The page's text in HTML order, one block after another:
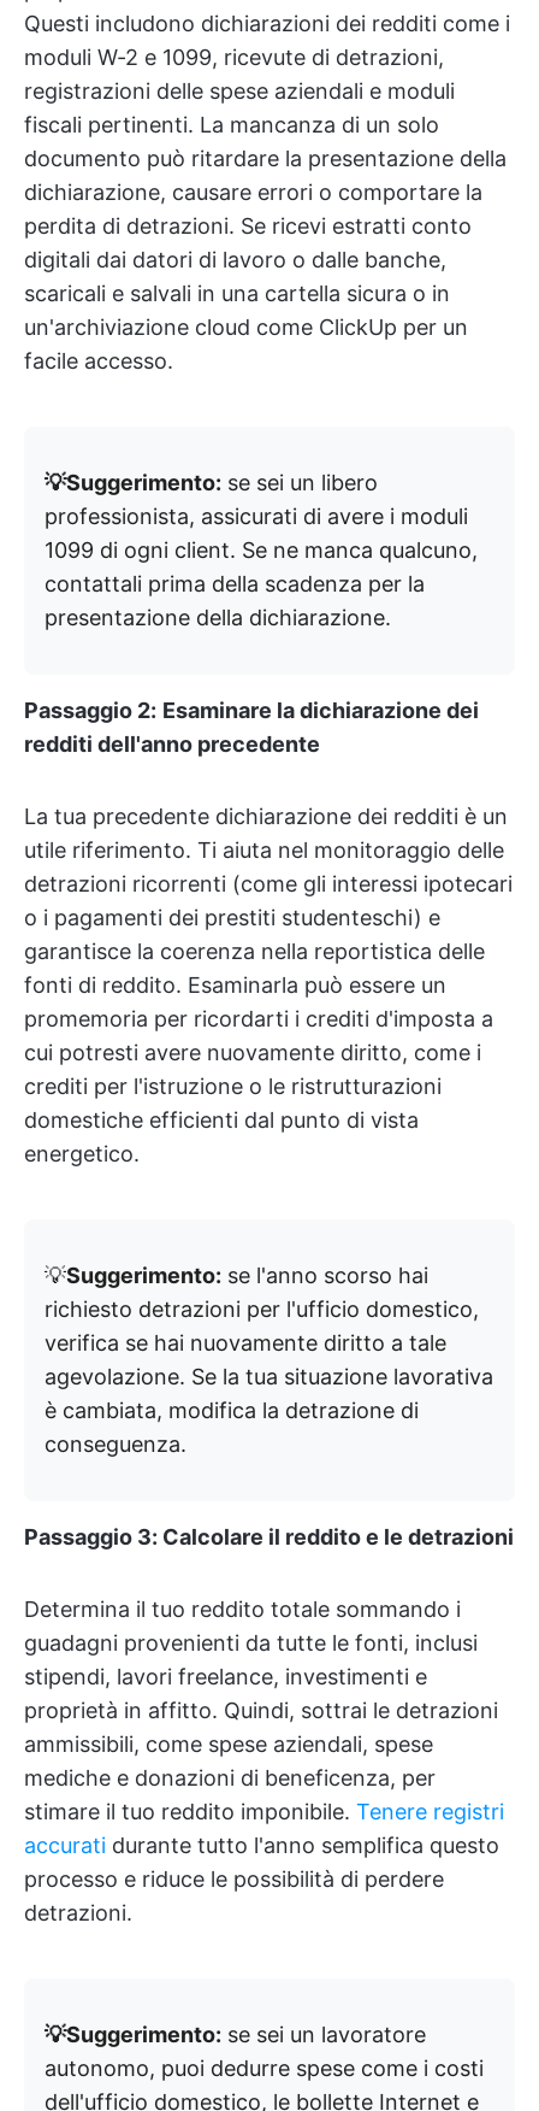
Questi includono dichiarazioni dei redditi come i
moduli W-2 e 1099, ricevute di detrazioni,
registrazioni delle spese aziendali e moduli
fiscali pertinenti. La mancanza di un solo
documento può ritardare la presentazione della
dichiarazione, causare errori o comportare la
perdita di detrazioni. Se ricevi estratti conto
digitali dai datori di lavoro o dalle banche,
scaricali e salvali in una cartella sicura o in
un'archiviazione cloud come ClickUp per un
facile accesso.
💡Suggerimento: se sei un libero
professionista, assicurati di avere i moduli
1099 di ogni client. Se ne manca qualcuno,
contattali prima della scadenza per la
presentazione della dichiarazione.
Passaggio 2: Esaminare la dichiarazione dei
redditi dell'anno precedente
La tua precedente dichiarazione dei redditi è un
utile riferimento. Ti aiuta nel monitoraggio delle
detrazioni ricorrenti (come gli interessi ipotecari
o i pagamenti dei prestiti studenteschi) e
garantisce la coerenza nella reportistica delle
fonti di reddito. Esaminarla può essere un
promemoria per ricordarti i crediti d'imposta a
cui potresti avere nuovamente diritto, come i
crediti per l'istruzione o le ristrutturazioni
domestiche efficienti dal punto di vista
energetico.
💡Suggerimento: se l'anno scorso hai
richiesto detrazioni per l'ufficio domestico,
verifica se hai nuovamente diritto a tale
agevolazione. Se la tua situazione lavorativa
è cambiata, modifica la detrazione di
conseguenza.
Passaggio 3: Calcolare il reddito e le detrazioni
Determina il tuo reddito totale sommando i
guadagni provenienti da tutte le fonti, inclusi
stipendi, lavori freelance, investimenti e
proprietà in affitto. Quindi, sottrai le detrazioni
ammissibili, come spese aziendali, spese
mediche e donazioni di beneficenza, per
stimare il tuo reddito imponibile. Tenere registri
accurati durante tutto l'anno semplifica questo
processo e riduce le possibilità di perdere
detrazioni.
💡Suggerimento: se sei un lavoratore
autonomo, puoi dedurre spese come i costi
dell'ufficio domestico, le bollette Internet e